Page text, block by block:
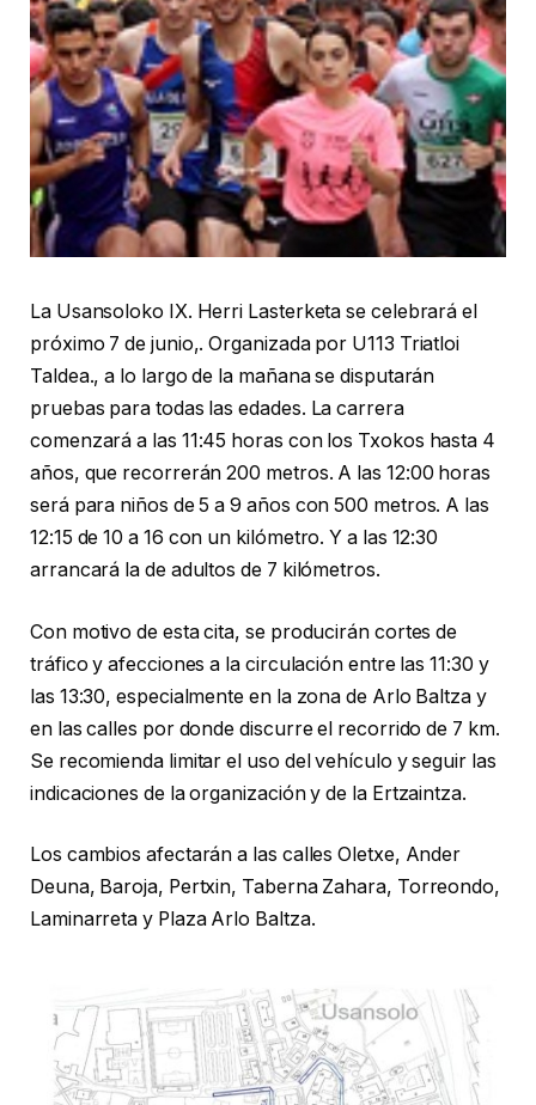
​La Usansoloko IX. Herri Lasterketa se celebrará el
próximo 7 de junio,. Organizada por U113 Triatloi
Taldea., a lo largo de la mañana se disputarán
pruebas para todas las edades. La carrera
comenzará a las 11:45 horas con los Txokos hasta 4
años, que recorrerán 200 metros. A las 12:00 horas
será para niños de 5 a 9 años con 500 metros. A las
12:15 de 10 a 16 con un kilómetro. Y a las 12:30
arrancará la de adultos de 7 kilómetros.
Con motivo de esta cita, se producirán cortes de
tráfico y afecciones a la circulación entre las 11:30 y
las 13:30, especialmente en la zona de Arlo Baltza y
en las calles por donde discurre el recorrido de 7 km.
Se recomienda limitar el uso del vehículo y seguir las
indicaciones de la organización y de la Ertzaintza.
Los cambios afectarán a las calles Oletxe, Ander
Deuna, Baroja, Pertxin, Taberna Zahara, Torreondo,
Laminarreta y Plaza Arlo Baltza.